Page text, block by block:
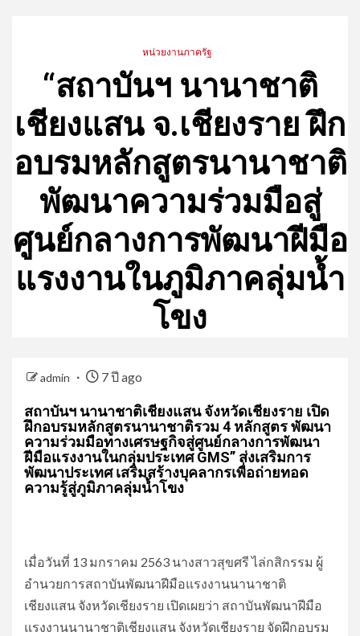
หน่วยงานภาครัฐ
“สถาบันฯ นานาชาติ
เชียงแสน จ.เชียงราย ฝึก
อบรมหลักสูตรนานาชาติ
พัฒนาความร่วมมือสู่
ศูนย์กลางการพัฒนาฝีมือ
แรงงานในภูมิภาคลุ่มน้ำ
โขง
admin 7 ปี ago
สถาบันฯ นานาชาติเชียงแสน จังหวัดเชียงราย เปิด
ฝึกอบรมหลักสูตรนานาชาติรวม 4 หลักสูตร พัฒนา
ความร่วมมือทางเศรษฐกิจสู่ศูนย์กลางการพัฒนา
ฝีมือแรงงานในกลุ่มประเทศ GMS” ส่งเสริมการ
พัฒนาประเทศ เสริมสร้างบุคลากรเพื่อถ่ายทอด
ความรู้สู่ภูมิภาคลุ่มน้ำโขง
เมื่อวันที่ 13 มกราคม 2563 นางสาวสุขศรี ไล่กสิกรรม ผู้
อำนวยการสถาบันพัฒนาฝีมือแรงงานนานาชาติ
เชียงแสน จังหวัดเชียงราย เปิดเผยว่า สถาบันพัฒนาฝีมือ
แรงงานนานาชาติเชียงแสน จังหวัดเชียงราย จัดฝึกอบรม